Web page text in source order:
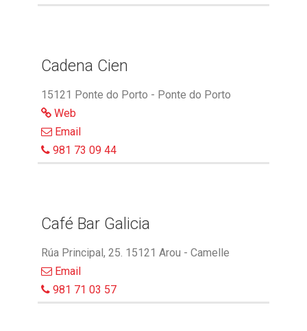
Cadena Cien
15121 Ponte do Porto - Ponte do Porto
Web
Email
981 73 09 44
Café Bar Galicia
Rúa Principal, 25. 15121 Arou - Camelle
Email
981 71 03 57